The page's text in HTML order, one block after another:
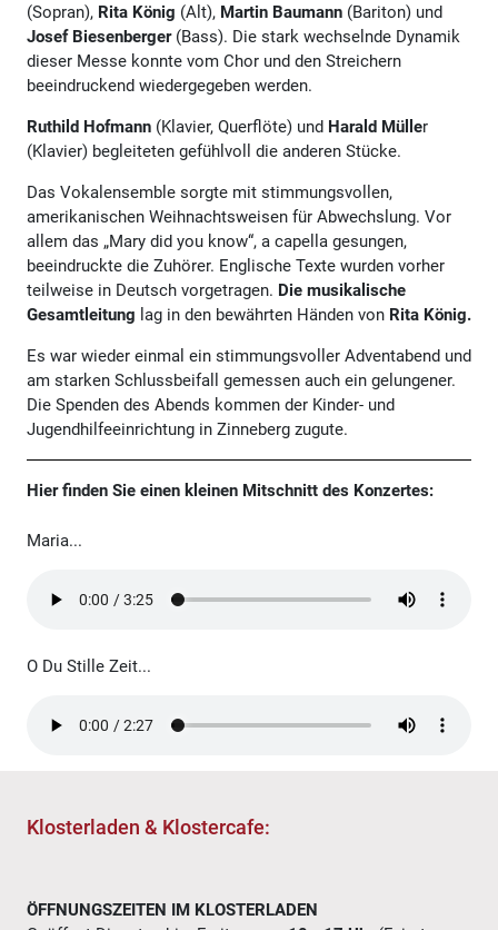
(Sopran), Rita König (Alt), Martin Baumann (Bariton) und
Josef Biesenberger(Bass). Die stark wechselnde Dynamik
dieser Messe konnte vom Chor und den Streichern
beeindruckend wiedergegeben werden.
Ruthild Hofmann (Klavier, Querflöte) und Harald Müller
(Klavier) begleiteten gefühlvoll die anderen Stücke.
Das Vokalensemble sorgte mit stimmungsvollen,
amerikanischen Weihnachtsweisen für Abwechslung. Vor
allem das „Mary did you know“, a capella gesungen,
beeindruckte die Zuhörer. Englische Texte wurden vorher
teilweise in Deutsch vorgetragen. Die musikalische
Gesamtleitung lag in den bewährten Händen von Rita König.
Es war wieder einmal ein stimmungsvoller Adventabend und
am starken Schlussbeifall gemessen auch ein gelungener.
Die Spenden des Abends kommen der Kinder- und
Jugendhilfeeinrichtung in Zinneberg zugute.
Hier finden Sie einen kleinen Mitschnitt des Konzertes:
Maria...
O Du Stille Zeit...
Klosterladen & Klostercafe:
ÖFFNUNGSZEITEN IM KLOSTERLADEN